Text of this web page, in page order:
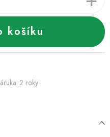
Způsob doručení a platby
Blog
košíku
: 2 roky